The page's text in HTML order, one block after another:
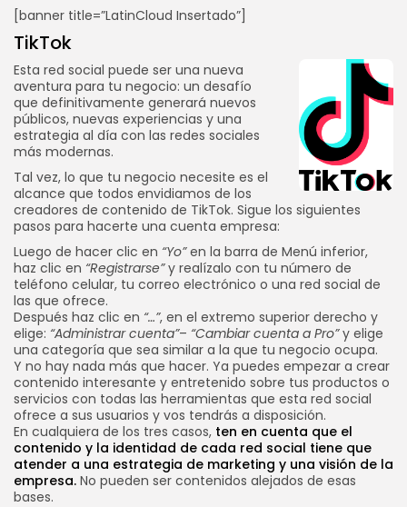
[banner title=”LatinCloud Insertado”]
TikTok
Esta red social puede ser una nueva
aventura para tu negocio: un desafío
que definitivamente generará nuevos
públicos, nuevas experiencias y una
estrategia al día con las redes sociales
más modernas.
Tal vez, lo que tu negocio necesite es el
alcance que todos envidiamos de los
creadores de contenido de TikTok. Sigue los siguientes
pasos para hacerte una cuenta empresa:
Luego de hacer clic en “Yo”en la barra de Menú inferior,
haz clic en “Registrarse”y realízalo con tu número de
teléfono celular, tu correo electrónico o una red social de
las que ofrece.
Después haz clic en “…”, en el extremo superior derecho y
elige: “Administrar cuenta”– “Cambiar cuenta a Pro”y elige
una categoría que sea similar a la que tu negocio ocupa.
Y no hay nada más que hacer. Ya puedes empezar a crear
contenido interesante y entretenido sobre tus productos o
servicios con todas las herramientas que esta red social
ofrece a sus usuarios y vos tendrás a disposición.
En cualquiera de los tres casos, ten en cuenta que el
contenido y la identidad de cada red social tiene que
atender a una estrategia de marketing y una visión de la
empresa. No pueden ser contenidos alejados de esas
bases.